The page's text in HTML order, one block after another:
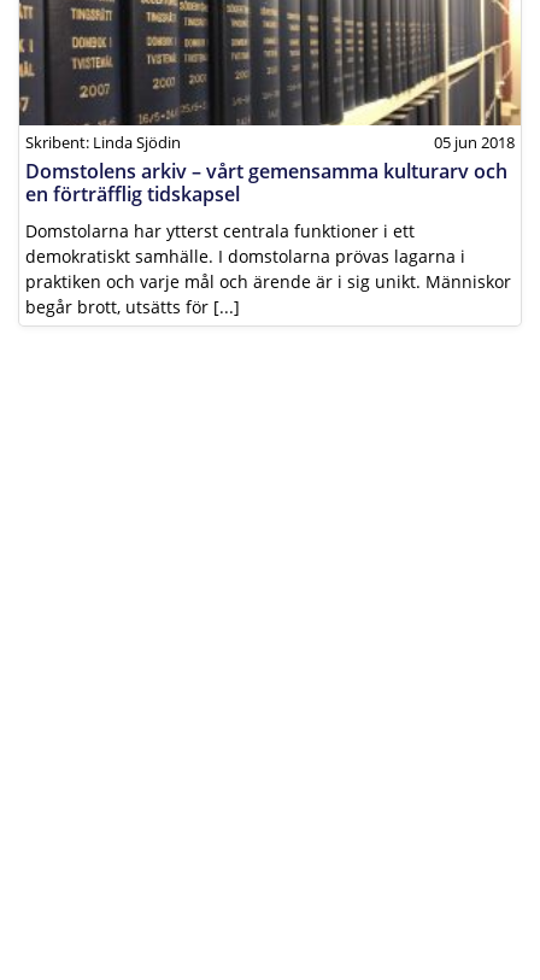
Skribent: Linda Sjödin 05 jun 2018
Domstolens arkiv – vårt gemensamma kulturarv och
en förträfflig tidskapsel
Domstolarna har ytterst centrala funktioner i ett
demokratiskt samhälle. I domstolarna prövas lagarna i
praktiken och varje mål och ärende är i sig unikt. Människor
begår brott, utsätts för [...]